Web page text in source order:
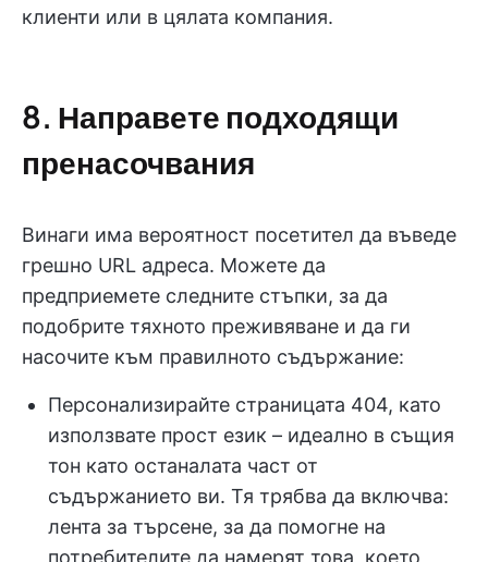
клиенти или в цялата компания.
8. Направете подходящи
пренасочвания
Винаги има вероятност посетител да въведе
грешно URL адреса. Можете да
предприемете следните стъпки, за да
подобрите тяхното преживяване и да ги
насочите към правилното съдържание:
Персонализирайте страницата 404, като
използвате прост език – идеално в същия
тон като останалата част от
съдържанието ви. Тя трябва да включва:
лента за търсене, за да помогне на